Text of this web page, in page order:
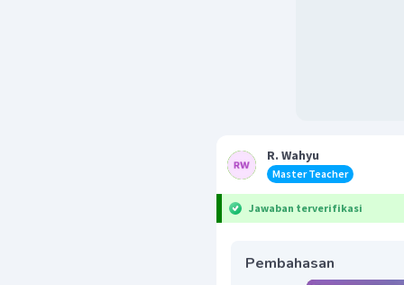
R. Wahyu
Master Teacher
Jawaban terverifikasi
Pembahasan